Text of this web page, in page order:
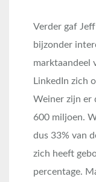
Verder gaf
bijzonder
marktaandeel
LinkedIn zich
Weiner zijn er
600 miljoen.
dus 33% van
zich heeft
percentage.